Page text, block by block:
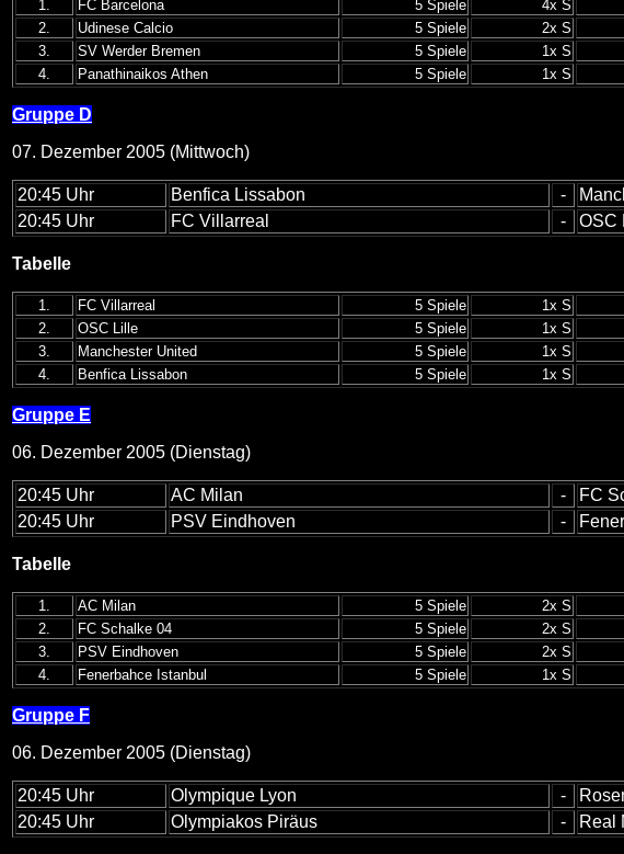
1. FC Barcelona 5 Spiele 4x S
2.
Udinese Calcio 5 Spiele 2x S
3.
SV Werder Bremen 5 Spiele 1x S
4.
Panathinaikos Athen 5 Spiele 1x S
Gruppe D
07. Dezember 2005 (Mittwoch)
20:45 Uhr Benfica Lissabon -
20:45 Uhr
FC Villarreal - OSC
Tabelle
1. FC Villarreal 5 Spiele 1x S
2.
OSC Lille 5 Spiele 1x S
3.
Manchester United 5 Spiele 1x S
4.
Benfica Lissabon 5 Spiele 1x S
Gruppe E
06. Dezember 2005 (Dienstag)
20:45 Uhr AC Milan -
FC
20:45 Uhr
PSV Eindhoven -
Tabelle
1. AC Milan 5 Spiele 2x S
2.
FC Schalke 04 5 Spiele 2x S
3.
PSV Eindhoven 5 Spiele 2x S
4.
Fenerbahce Istanbul 5 Spiele 1x S
Gruppe F
06. Dezember 2005 (Dienstag)
20:45 Uhr Olympique Lyon -
20:45 Uhr
Olympiakos Piräus - Real